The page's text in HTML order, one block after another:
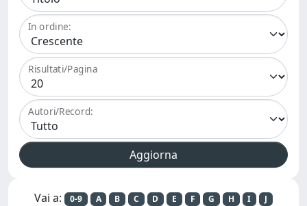
In ordine:
Risultati/Pagina
Autori/Record:
Vai a: 0-9 A B C D E F G H I
J